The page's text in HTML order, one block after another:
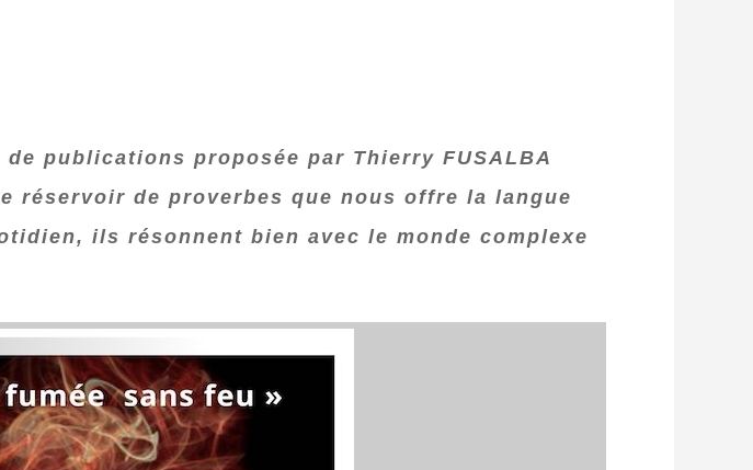
publications proposée par Thierry FUSALBA
réservoir de proverbes que nous offre la langue
ils résonnent bien avec le monde complexe